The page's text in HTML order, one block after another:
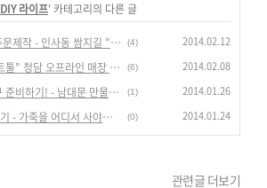
DIY 라이프' 카테고리의 다른 글
캘리그라피] 수제도장 주문제작 - 인사동 쌈지길 "새김소리(캘리존)" (4) 2014.02.12
가죽공예] "레더크래프트툴" 청담 오프라인 매장 방문! - 가죽공예 입문! (6) 2014.02.08
가죽공예] 가죽공예 도구 준비하기! - 남대문 만물상회(상사)에 가다 (1) 2014.01.26
가죽공예] 가죽공예배우기 - 가죽을 어디서 사야할까? 성수동 가죽 거리를 가다. (0) 2014.01.24
관련글 더보기